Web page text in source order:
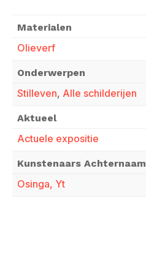
Materialen
Olieverf
Onderwerpen
Stilleven, Alle schilderijen
Aktueel
Actuele expositie
Kunstenaars Achternaam
Osinga, Yt